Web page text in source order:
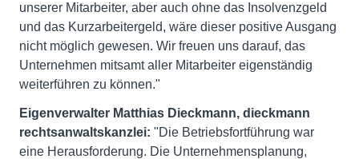
unserer Mitarbeiter, aber auch ohne das Insolvenzgeld
und das Kurzarbeitergeld, wäre dieser positive Ausgang
nicht möglich gewesen. Wir freuen uns darauf, das
Unternehmen mitsamt aller Mitarbeiter eigenständig
weiterführen zu können."
Eigenverwalter Matthias Dieckmann, dieckmann
rechtsanwaltskanzlei: "Die Betriebsfortführung war
eine Herausforderung. Die Unternehmensplanung,